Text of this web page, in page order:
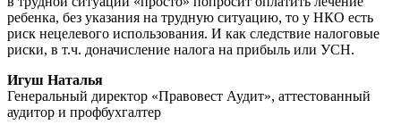
ребенка, без указания на трудную ситуацию, то у НКО есть
риск нецелевого использования. И как следствие налоговые
риски, в т.ч. доначисление налога на прибыль или УСН.
Игуш Наталья
Генеральный директор «Правовест Аудит», аттестованный
аудитор и профбухгалтер